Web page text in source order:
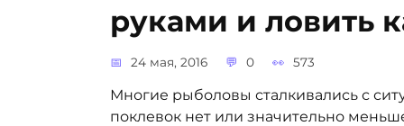
руками и ловить
24 мая, 2016 0 573
Многие рыболовы сталкивались с
поклевок нет или значительно